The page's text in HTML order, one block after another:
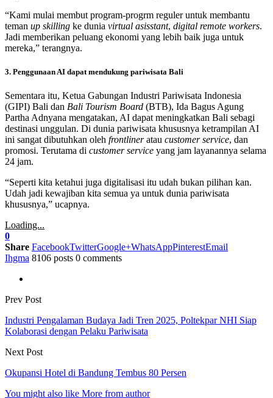
“Kami mulai membut program-progrm reguler untuk membantu
teman up skilling ke dunia virtual asisstant, digital remote workers.
Jadi memberikan peluang ekonomi yang lebih baik juga untuk
mereka,” terangnya.
3. Penggunaan AI dapat mendukung pariwisata Bali
Sementara itu, Ketua Gabungan Industri Pariwisata Indonesia
(GIPI) Bali dan Bali Tourism Board (BTB), Ida Bagus Agung
Partha Adnyana mengatakan, AI dapat meningkatkan Bali sebagi
destinasi unggulan. Di dunia pariwisata khususnya ketrampilan AI
ini sangat dibutuhkan oleh frontlineratau customer service, dan
promosi. Terutama di customer service yang jam layanannya selama
24 jam.
“Seperti kita ketahui juga digitalisasi itu udah bukan pilihan kan.
Udah jadi kewajiban kita semua ya untuk dunia pariwisata
khususnya,” ucapnya.
Loading...
0
Share FacebookTwitterGoogle+WhatsAppPinterestEmail
Ihgma 8106 posts 0 comments
Prev Post
Industri Pengalaman Budaya Jadi Tren 2025, Poltekpar NHI Siap
Kolaborasi dengan Pelaku Pariwisata
Next Post
Okupansi Hotel di Bandung Tembus 80 Persen
You might also like More from author